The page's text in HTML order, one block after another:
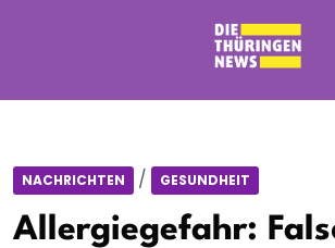
NACHRICHTEN / GESUNDHEIT
Allergiegefahr: